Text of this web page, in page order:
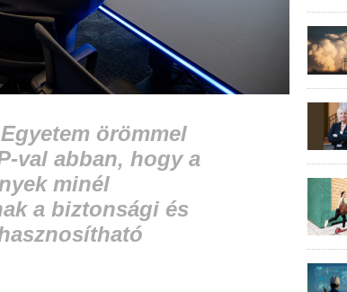
örömmel
val abban, hogy a
minél
a biztonsági és